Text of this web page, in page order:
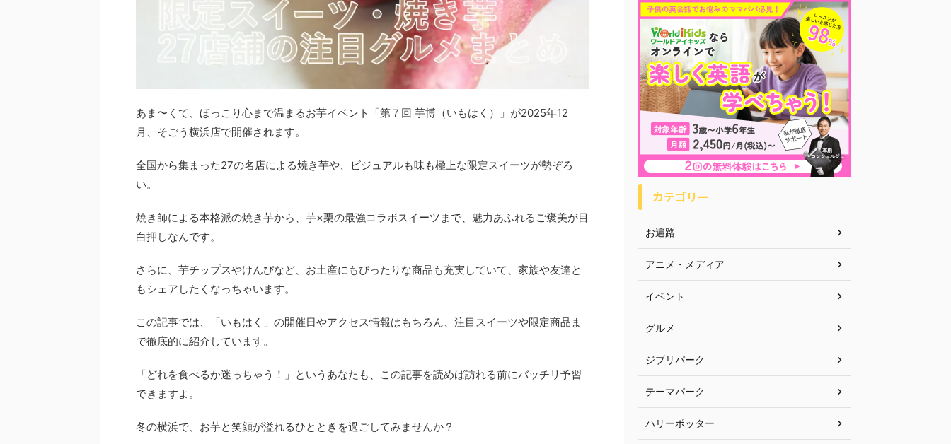
あま〜くて、ほっこり心まで温まるお芋イベント「第７回 芋博（いもはく）」が2025年12
月、そごう横浜店で開催されます。
全国から集まった27の名店による焼き芋や、ビジュアルも味も極上な限定スイーツが勢ぞろ
い。
焼き師による本格派の焼き芋から、芋×栗の最強コラボスイーツまで、魅力あふれるご褒美が目
白押しなんです。
さらに、芋チップスやけんぴなど、お土産にもぴったりな商品も充実していて、家族や友達と
もシェアしたくなっちゃいます。
この記事では、「いもはく」の開催日やアクセス情報はもちろん、注目スイーツや限定商品ま
で徹底的に紹介しています。
「どれを食べるか迷っちゃう！」というあなたも、この記事を読めば訪れる前にバッチリ予習
できますよ。
冬の横浜で、お芋と笑顔が溢れるひとときを過ごしてみませんか？
カテゴリー
お遍路
アニメ・メディア
イベント
グルメ
ジブリパーク
テーマパーク
ハリーポッター